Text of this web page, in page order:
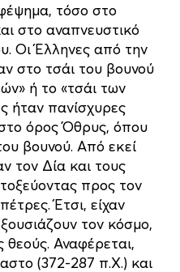
τόσο στο
στο αναπνευστικό
Οι Έλληνες από την
στο τσάι του βουνού
ή το «τσάι των
ήταν πανίσχυρες
όρος Όθρυς, όπου
βουνού. Από εκεί
τον Δία και τους
προς τον
Έτσι, είχαν
τον κόσμο,
θεούς. Αναφέρεται,
(372-287 π.Χ.) και